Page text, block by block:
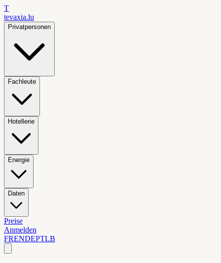
T
tevaxia.lu
Privatpersonen
Fachleute
Hotellerie
Energie
Daten
Preise
Anmelden
FRENDEPTLB